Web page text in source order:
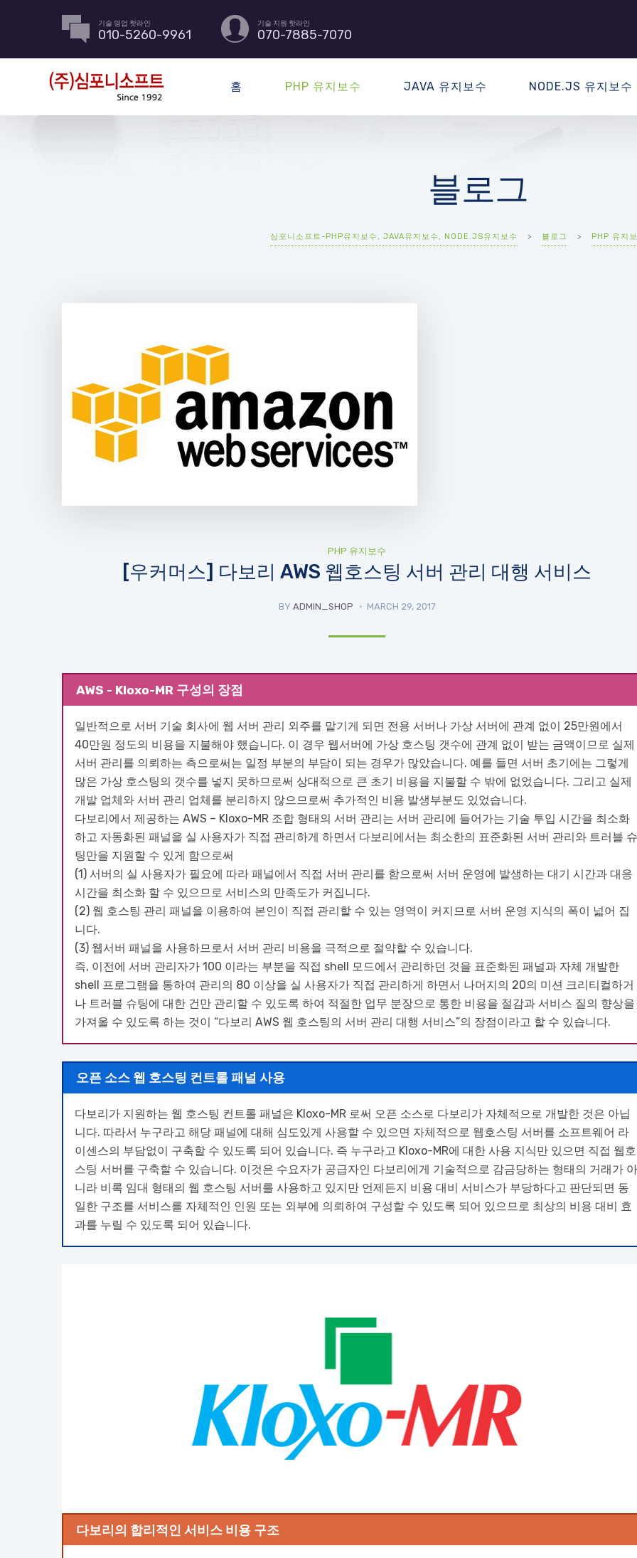
기술 영업 핫라인
010-5260-9961
기술 지원 핫라인
070-7885-7070
홈 PHP 유지보수 JAVA 유지보수 NODE.JS 유지보수
블로그
심포니소프트-PHP유지보수, JAVA유지보수, NODE.JS유지보수 > 블로그 > PHP 유지
PHP 유지보수
[우커머스] 다보리 AWS 웹호스팅 서버 관리 대행 서비스
BY ADMIN_SHOP MARCH 29, 2017
AWS - Kloxo-MR 구성의 장점
일반적으로 서버 기술 회사에 웹 서버 관리 외주를 맡기게 되면 전용 서버나 가상 서버에 관계 없이 25만원에서
40만원 정도의 비용을 지불해야 했습니다. 이 경우 웹서버에 가상 호스팅 갯수에 관계 없이 받는 금액이므로 실제
서버 관리를 의뢰하는 측으로써는 일정 부분의 부담이 되는 경우가 많았습니다. 예를 들면 서버 초기에는 그렇게
많은 가상 호스팅의 갯수를 넣지 못하므로써 상대적으로 큰 초기 비용을 지불할 수 밖에 없었습니다. 그리고 실제
개발 업체와 서버 관리 업체를 분리하지 않으므로써 추가적인 비용 발생부분도 있었습니다.
다보리에서 제공하는 AWS – Kloxo-MR 조합 형태의 서버 관리는 서버 관리에 들어가는 기술 투입 시간을 최소화
하고 자동화된 패널을 실 사용자가 직접 관리하게 하면서 다보리에서는 최소한의 표준화된 서버 관리와 트러블 슈
팅만을 지원할 수 있게 함으로써
(1) 서버의 실 사용자가 필요에 따라 패널에서 직접 서버 관리를 함으로써 서버 운영에 발생하는 대기 시간과 대응
시간을 최소화 할 수 있으므로 서비스의 만족도가 커집니다.
(2) 웹 호스팅 관리 패널을 이용하여 본인이 직접 관리할 수 있는 영역이 커지므로 서버 운영 지식의 폭이 넓어 집
니다.
(3) 웹서버 패널을 사용하므로서 서버 관리 비용을 극적으로 절약할 수 있습니다.
즉, 이전에 서버 관리자가 100 이라는 부분을 직접 shell 모드에서 관리하던 것을 표준화된 패널과 자체 개발한
shell 프로그램을 통하여 관리의 80 이상을 실 사용자가 직접 관리하게 하면서 나머지의 20의 미션 크리티컬하거
나 트러블 슈팅에 대한 건만 관리할 수 있도록 하여 적절한 업무 분장으로 통한 비용을 절감과 서비스 질의 향상을
가져올 수 있도록 하는 것이 “다보리 AWS 웹 호스팅의 서버 관리 대행 서비스”의 장점이라고 할 수 있습니다.
오픈 소스 웹 호스팅 컨트롤 패널 사용
다보리가 지원하는 웹 호스팅 컨트롤 패널은 Kloxo-MR 로써 오픈 소스로 다보리가 자체적으로 개발한 것은 아닙
니다. 따라서 누구라고 해당 패널에 대해 심도있게 사용할 수 있으면 자체적으로 웹호스팅 서버를 소프트웨어 라
이센스의 부담없이 구축할 수 있도록 되어 있습니다. 즉 누구라고 Kloxo-MR에 대한 사용 지식만 있으면 직접 웹호
스팅 서버를 구축할 수 있습니다. 이것은 수요자가 공급자인 다보리에게 기술적으로 감금당하는 형태의 거래가 아
니라 비록 임대 형태의 웹 호스팅 서버를 사용하고 있지만 언제든지 비용 대비 서비스가 부당하다고 판단되면 동
일한 구조를 서비스를 자체적인 인원 또는 외부에 의뢰하여 구성할 수 있도록 되어 있으므로 최상의 비용 대비 효
과를 누릴 수 있도록 되어 있습니다.
다보리의 합리적인 서비스 비용 구조